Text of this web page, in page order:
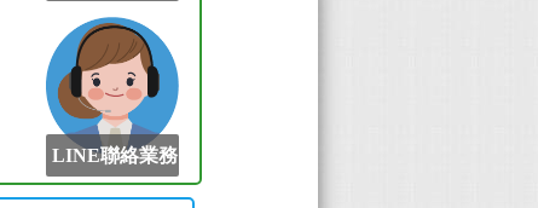
LINE聯絡業務